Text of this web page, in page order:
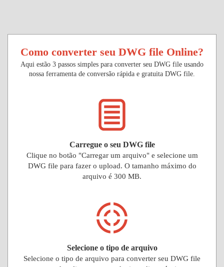
Como converter seu DWG file Online?
Aqui estão 3 passos simples para converter seu DWG file usando
nossa ferramenta de conversão rápida e gratuita DWG file.
Carregue o seu DWG file
Clique no botão "Carregar um arquivo" e selecione um
DWG file para fazer o upload. O tamanho máximo do
arquivo é 300 MB.
Selecione o tipo de arquivo
Selecione o tipo de arquivo para converter seu DWG file